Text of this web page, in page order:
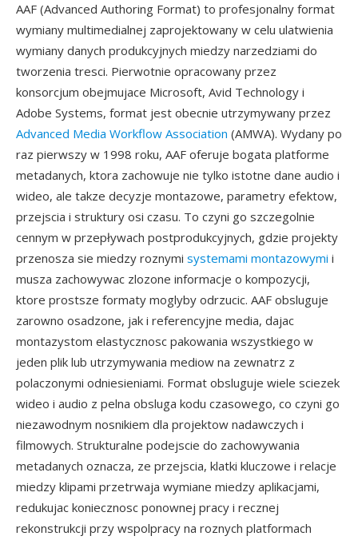
AAF (Advanced Authoring Format) to profesjonalny format
wymiany multimedialnej zaprojektowany w celu ulatwienia
wymiany danych produkcyjnych miedzy narzedziami do
tworzenia tresci. Pierwotnie opracowany przez
konsorcjum obejmujace Microsoft, Avid Technology i
Adobe Systems, format jest obecnie utrzymywany przez
Advanced Media Workflow Association (AMWA). Wydany po
raz pierwszy w 1998 roku, AAF oferuje bogata platforme
metadanych, ktora zachowuje nie tylko istotne dane audio i
wideo, ale takze decyzje montazowe, parametry efektow,
przejscia i struktury osi czasu. To czyni go szczegolnie
cennym w przepływach postprodukcyjnych, gdzie projekty
przenosza sie miedzy roznymi systemami montazowymi i
musza zachowywac zlozone informacje o kompozycji,
ktore prostsze formaty moglyby odrzucic. AAF obsluguje
zarowno osadzone, jak i referencyjne media, dajac
montazystom elastycznosc pakowania wszystkiego w
jeden plik lub utrzymywania mediow na zewnatrz z
polaczonymi odniesieniami. Format obsluguje wiele sciezek
wideo i audio z pelna obsluga kodu czasowego, co czyni go
niezawodnym nosnikiem dla projektow nadawczych i
filmowych. Strukturalne podejscie do zachowywania
metadanych oznacza, ze przejscia, klatki kluczowe i relacje
miedzy klipami przetrwaja wymiane miedzy aplikacjami,
redukujac koniecznosc ponownej pracy i recznej
rekonstrukcji przy wspolpracy na roznych platformach